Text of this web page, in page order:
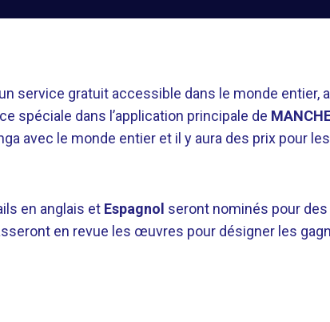
service gratuit accessible dans le monde entier,
spéciale dans l’application principale de
avec le monde entier et il y aura des prix pour les
en anglais et Espagnol seront nominés pour
en revue les œuvres pour désigner les